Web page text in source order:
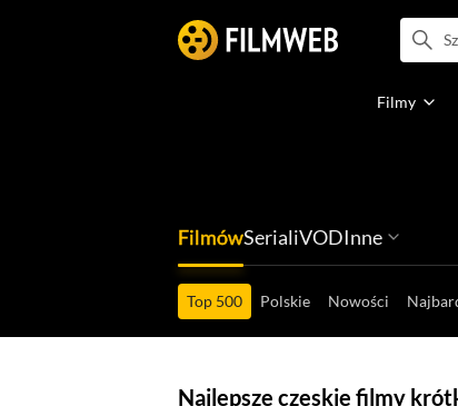
Filmy
Filmów Seriali VOD Inne
Top 500 Polskie Nowości
Najlepsze czeskie filmy